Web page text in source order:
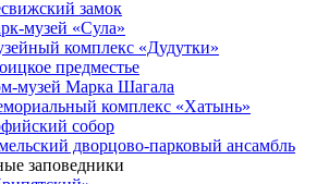
замок
музей «Сула»
комплекс «Дудутки»
предместье
музей Марка Шагала
комплекс «Хатынь»
собор
дворцово-парковый ансамбль
заповедники